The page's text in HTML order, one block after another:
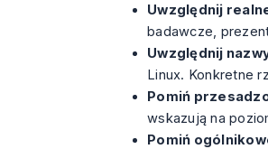
Uwzględnij
badawcze,
Uwzględnij
Linux. Konkretne
Pomiń
wskazują na
Pomiń